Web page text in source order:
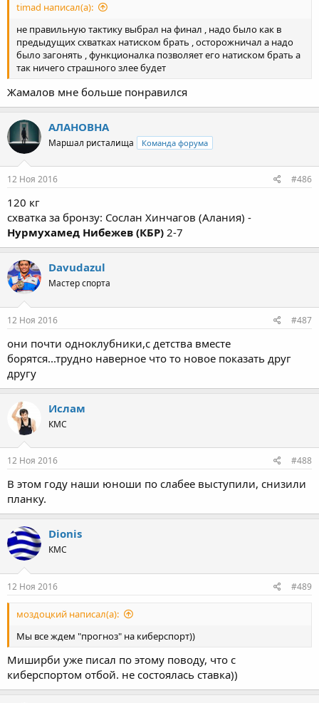
timad написал(а):
не правильную тактику выбрал на финал , надо было как в
предыдущих схватках натиском брать , осторожничал а надо
было загонять , функционалка позволяет его натиском брать а
так ничего страшного злее будет
Жамалов мне больше понравился
АЛАНОВНА
Маршал ристалища Команда форума
12 Ноя 2016 #486
120 кг
схватка за бронзу: Сослан Хинчагов (Алания) -
Нурмухамед Нибежев (КБР) 2-7
Davudazul
Мастер спорта
12 Ноя 2016 #487
они почти одноклубники,с детства вместе
борятся...трудно наверное что то новое показать друг
другу
Ислам
КМС
12 Ноя 2016 #488
В этом году наши юноши по слабее выступили, снизили
планку.
Dionis
КМС
12 Ноя 2016 #489
моздоцкий написал(а):
Мы все ждем "прогноз" на киберспорт))
Миширби уже писал по этому поводу, что с
киберспортом отбой. не состоялась ставка))